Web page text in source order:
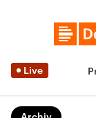
Live